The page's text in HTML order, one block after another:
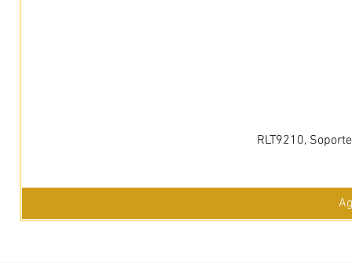
RLT9210,